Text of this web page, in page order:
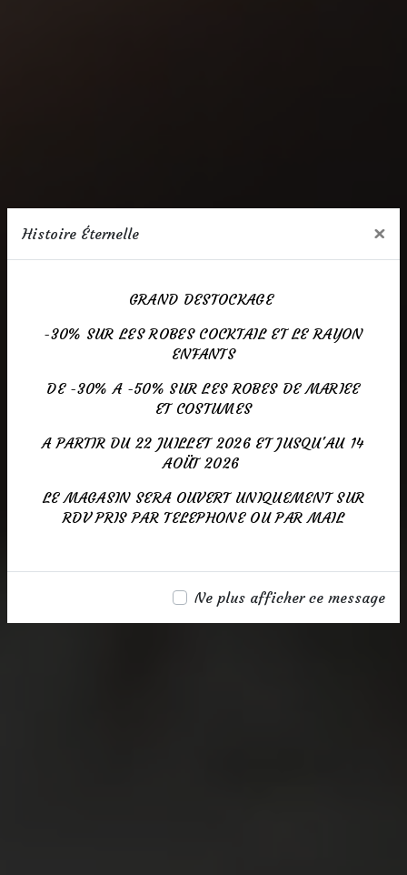
Histoire Éternelle ×
GRAND DESTOCKAGE
-30% SUR LES ROBES COCKTAIL ET LE RAYON
ENFANTS
DE -30% A -50% SUR LES ROBES DE MARIEE
ET COSTUMES
A PARTIR DU 22 JUILLET 2026 ET JUSQU'AU 14
AOÜT 2026
LE MAGASIN SERA OUVERT UNIQUEMENT SUR
RDV PRIS PAR TELEPHONE OU PAR MAIL
Ne plus afficher ce message